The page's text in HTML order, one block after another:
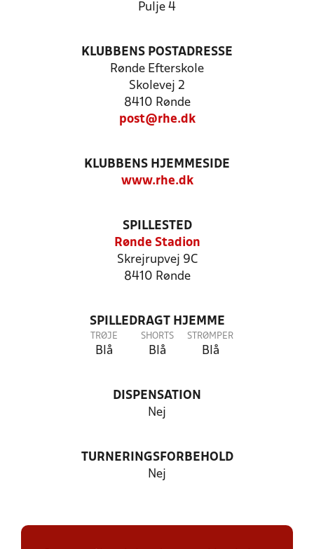
Pulje 4
KLUBBENS POSTADRESSE
Rønde Efterskole
Skolevej 2
8410 Rønde
post@rhe.dk
KLUBBENS HJEMMESIDE
www.rhe.dk
SPILLESTED
Rønde Stadion
Skrejrupvej 9C
8410 Rønde
SPILLEDRAGT HJEMME
TRØJE
Blå
SHORTS
Blå
STRØMPER
Blå
DISPENSATION
Nej
TURNERINGSFORBEHOLD
Nej